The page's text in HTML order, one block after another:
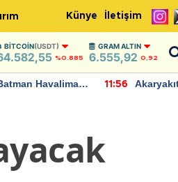
Künye İletişim
BITCOIN(USDT)
%0.885
GRAM ALTIN
6.555,92 0,92
Havalimanı
11:56